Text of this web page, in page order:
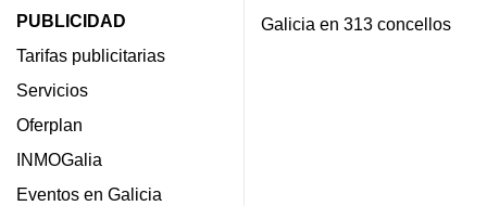
PUBLICIDAD
Tarifas publicitarias
Servicios
Oferplan
INMOGalia
Eventos en Galicia
Galicia en 313 concellos